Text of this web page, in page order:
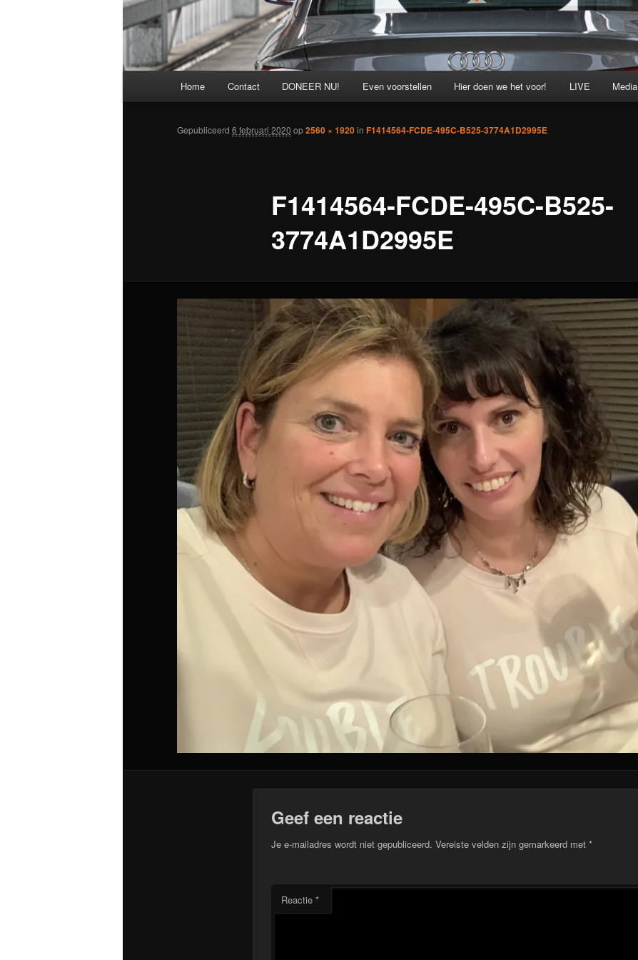
Home Contact DONEER NU! Even voorstellen Hier doen we het voor! LIVE Media
F1414564-FCDE-495C-B525-
3774A1D2995E
Gepubliceerd 6 februari 2020 op2560 × 1920in F1414564-FCDE-495C-B525-3774A1D2995E
Geef een reactie
Je e-mailadres wordt niet gepubliceerd. Vereiste velden zijn gemarkeerd met *
Reactie *